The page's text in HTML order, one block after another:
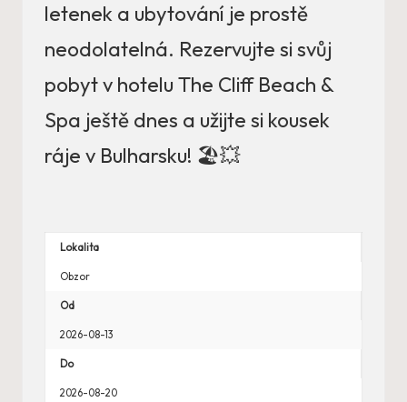
letenek a ubytování je prostě
neodolatelná. Rezervujte si svůj
pobyt v hotelu The Cliff Beach &
Spa ještě dnes a užijte si kousek
ráje v Bulharsku! 🏖️💥
Lokalita
Obzor
Od
2026-08-13
Do
2026-08-20